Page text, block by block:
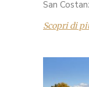
San
Scopri di